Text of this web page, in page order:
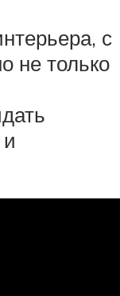
с
не только